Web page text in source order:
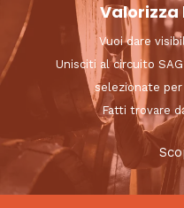
Vuoi dare
Unisciti al circuito
selezionate
Fatti trovare